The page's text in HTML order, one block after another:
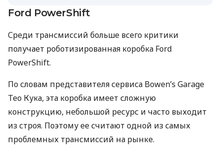
Ford PowerShift
Среди трансмиссий больше всего критики
получает роботизированная коробка Ford
PowerShift.
По словам представителя сервиса Bowen’s Garage
Тео Кука, эта коробка имеет сложную
конструкцию, небольшой ресурс и часто выходит
из строя. Поэтому ее считают одной из самых
проблемных трансмиссий на рынке.